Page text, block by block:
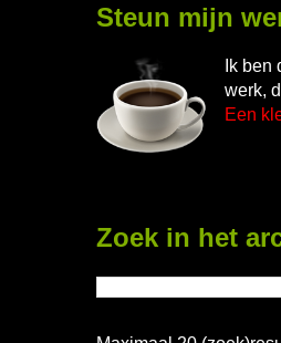
Steun mijn
Ik
werk,
Een
Zoek in het